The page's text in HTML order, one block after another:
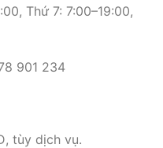
Thứ 7: 7:00–19:00,
901 234
tùy dịch vụ.